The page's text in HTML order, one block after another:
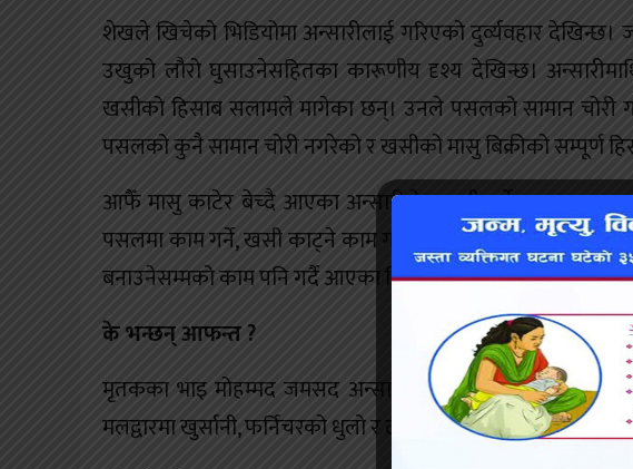
शेखले खिचेको भिडियोमा अन्सारीलाई गरिएको दुर्व्यवहार
उखुको लौरो घुसाउनेसहितका कारूणीय दृश्य देखिन्छ।
खसीको हिसाब सलामले मागेका छन्। उनले पसलको सामान
पसलको कुनै सामान चोरी नगरेको र खसीको मासु बिक्रीको सम्पूर्ण
आफैँ मासु काटेर बेच्दै आएका अन्सारीले लगानी गर्ने रकम अभाव
पसलमा काम गर्ने, खसी काट्ने काम गर्ने सम्झौतासहित मासिक १५
बनाउनेसम्मको काम पनि गर्दै आएका थिए।
के भन्छन् आफन्त ?
मृतकका भाइ मोहम्मद जमसद अन्सारीले दाजुलाई चरम यातना
मलद्वारमा खुर्सानी, फर्निचरको धुलो र टमाटरसमेत कोचेछन्। करेन्ट